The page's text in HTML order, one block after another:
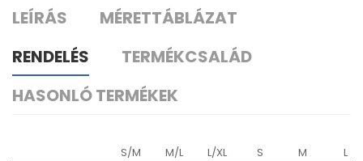
LEÍRÁS
MÉRETTÁBLÁZAT
RENDELÉS
TERMÉKCSALÁD
HASONLÓ TERMÉKEK
S/M M/L L/XL S M L